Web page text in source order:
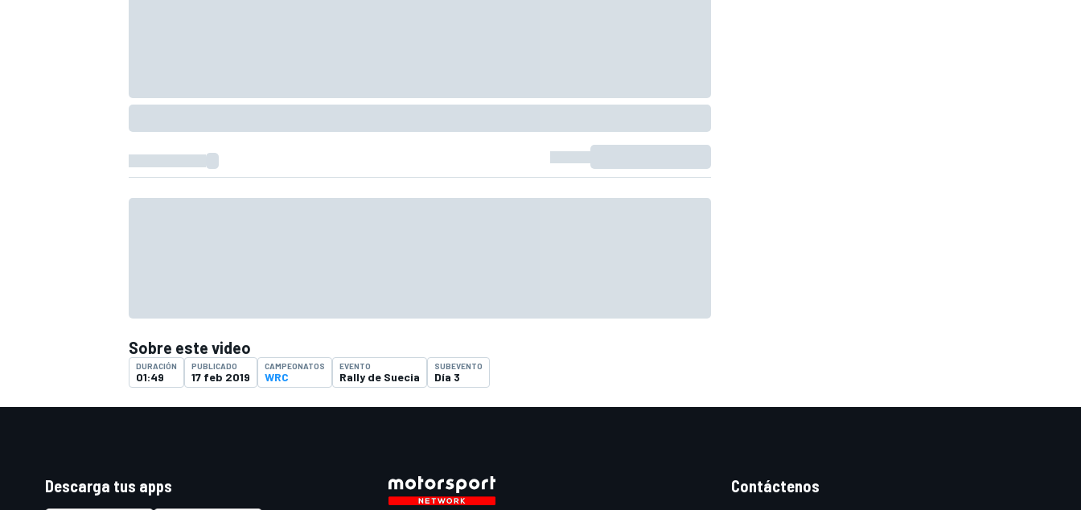
FÓRMULA E
WRC
Sobre este video
DURACIÓN
01:49
PUBLICADO
17 feb 2019
CAMPEONATOS
WRC
EVENTO
Rally de Suecia
SUBEVENTO
Día 3
Descarga tus apps Contáctenos